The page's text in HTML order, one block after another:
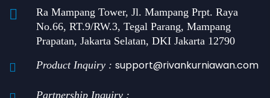
Ra Mampang Tower, Jl. Mampang Prpt. Raya
No.66, RT.9/RW.3, Tegal Parang, Mampang
Prapatan, Jakarta Selatan, DKI Jakarta 12790
Product Inquiry : support@rivankurniawan.com
Partnership Inquiry :